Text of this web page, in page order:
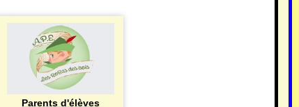
Parents d'élèves